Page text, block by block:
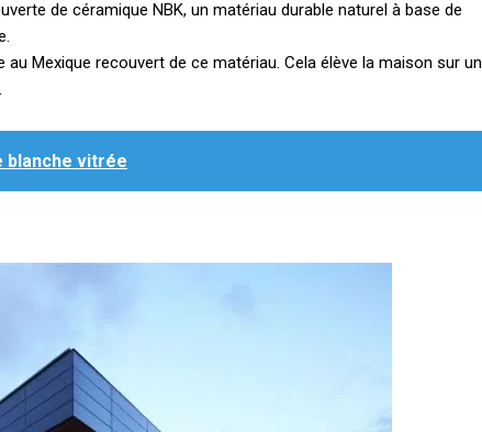
de céramique NBK, un matériau durable naturel à base de
Mexique recouvert de ce matériau. Cela élève la maison sur un
blanche vitrée